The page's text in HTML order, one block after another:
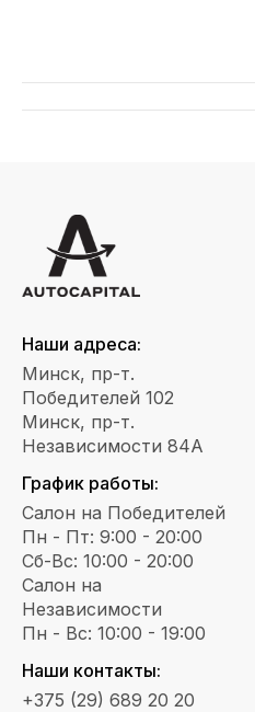
Наши адреса:
Минск, пр-т.
Победителей 102
Минск, пр-т.
Независимости 84А
График работы:
Салон на Победителей
Пн - Пт: 9:00 - 20:00
Сб-Вс: 10:00 - 20:00
Салон на
Независимости
Пн - Вс: 10:00 - 19:00
Наши контакты:
+375 (29) 689 20 20